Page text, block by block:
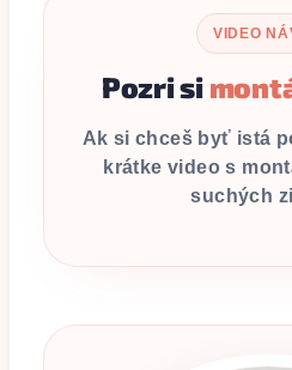
VIDEO
Pozri si
Ak si chceš byť istá
krátke video s
suchých